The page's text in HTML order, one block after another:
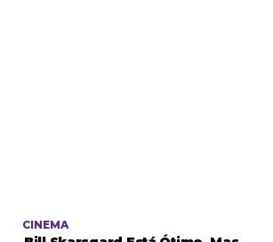
CINEMA